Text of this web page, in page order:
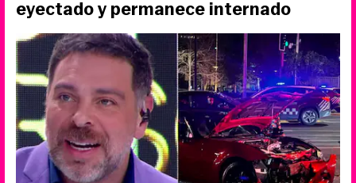
eyectado y permanece internado